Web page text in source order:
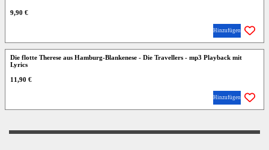
9,90 €
Hinzufügen
Die flotte Therese aus Hamburg-Blankenese - Die Travellers - mp3 Playback mit
Lyrics
11,90 €
Hinzufügen